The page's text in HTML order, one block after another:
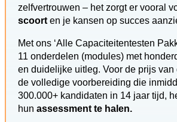
zelfvertrouwen – het zorgt er vooral
scoort en je kansen op succes
Met ons ‘Alle Capaciteitentesten
11 onderdelen (modules) met
en duidelijke uitleg. Voor de prijs
de volledige voorbereiding die
300.000+ kandidaten in 14 jaar tijd,
hun assessment te halen.